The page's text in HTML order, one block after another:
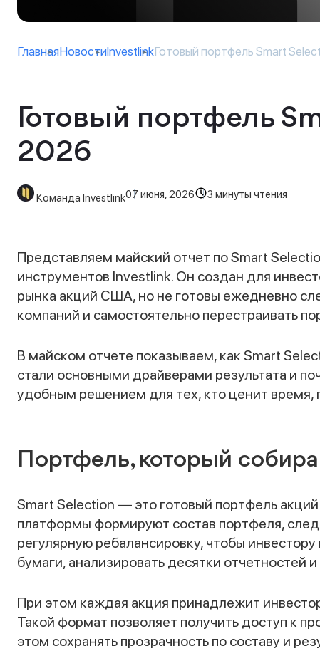
ГлавнаяНовостиInvestlinkГотовый портфель Smart
Готовый портфель
2026
Команда Investlink07 июня, 2026 3 минуты чтения
Представляем майский отчет по Smart
инструментов Investlink. Он создан для
рынка акций США, но не готовы ежедневно
компаний и самостоятельно перестраивать
В майском отчете показываем, как Smart
стали основными драйверами результата и
удобным решением для тех, кто ценит время,
Портфель, который
Smart Selection — это готовый портфель
платформы формируют состав портфеля,
регулярную ребалансировку, чтобы
бумаги, анализировать десятки отчетностей
При этом каждая акция принадлежит
Такой формат позволяет получить доступ к
этом сохранять прозрачность по составу и